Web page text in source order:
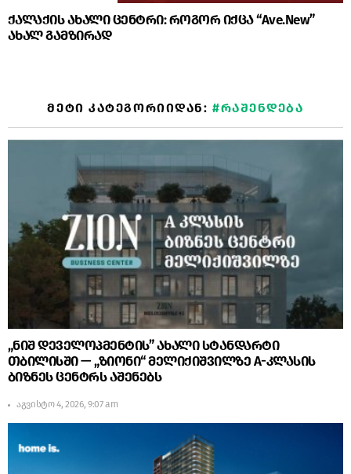
ქალაქის ახალი ცენტრი: როგორ იქცა “Ave.New”
ახალ გამზირად
ᲛᲔᲢᲘ ᲙᲐᲢᲔᲒᲝᲠᲘᲘᲓᲐᲜ: #ᲠᲐᲨᲔᲜᲓᲔᲑᲐ
„ნიშ დეველოპმენტის” ახალი სტანდარტი
თბილისში — „ზიონი“ მელიქიშვილზე A-კლასის
ბიზნეს ცენტრს აშენებს
აგვისტო 4, 2026, 9:07 am